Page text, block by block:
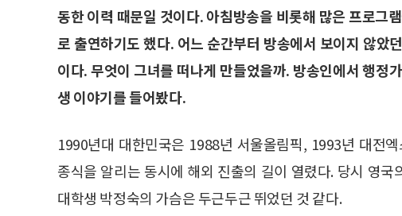
동한 이력 때문일 것이다. 아침방송을 비롯해 많은 프로그
로 출연하기도 했다. 어느 순간부터 방송에서 보이지 않았
이다. 무엇이 그녀를 떠나게 만들었을까. 방송인에서 행정
생 이야기를 들어봤다.
1990년대 대한민국은 1988년 서울올림픽, 1993년 대전
종식을 알리는 동시에 해외 진출의 길이 열렸다. 당시 영
대학생 박정숙의 가슴은 두근두근 뛰었던 것 같다.